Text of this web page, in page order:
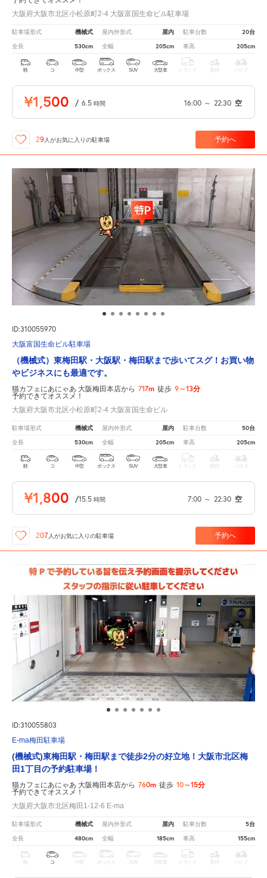
大阪府大阪市北区小松原町2-4 大阪富国生命ビル駐車場
駐車場形式 機械式 屋内外形式 屋内 駐車台数 20台
全長 530cm 全幅 205cm 車高 205cm
軽 コ 中型 ボックス SUV 大型車 トラック 原付 バイク
¥1,500 / 6.5 時間 16:00 ～ 22:30 空
29人がお気に入りの駐車場 予約へ
ID:310055970
大阪富国生命ビル駐車場
（機械式）東梅田駅・大阪駅・梅田駅まで歩いてスグ！お買い物
やビジネスにも最適です。
猫カフェにあにゃあ 大阪梅田本店から 717m 徒歩 9～13分
予約できてオススメ！
大阪府大阪市北区小松原町2-4 大阪富国生命ビル
駐車場形式 機械式 屋内外形式 屋内 駐車台数 50台
全長 530cm 全幅 205cm 車高 205cm
軽 コ 中型 ボックス SUV 大型車 トラック 原付 バイク
¥1,800 /15.5 時間 7:00 ～ 22:30 空
207 人がお気に入りの駐車場 予約へ
ID:310055803
E-ma梅田駐車場
(機械式)東梅田駅・梅田駅まで徒歩2分の好立地！大阪市北区梅
田1丁目の予約駐車場！
猫カフェにあにゃあ 大阪梅田本店から 760m 徒歩 10～15分
予約できてオススメ！
大阪府大阪市北区梅田1-12-6 E-ma
駐車場形式 機械式 屋内外形式 屋内 駐車台数 5台
全長 480cm 全幅 185cm 車高 155cm
軽 コ 中型 ボックス SUV 大型車 トラック 原付 バイク